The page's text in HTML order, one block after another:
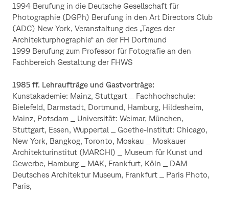
1994 Berufung in die Deutsche Gesellschaft für
Photographie (DGPh) Berufung in den Art Directors Club
(ADC) New York, Veranstaltung des „Tages der
Architekturphographie“ an der FH Dortmund
1999 Berufung zum Professor für Fotografie an den
Fachbereich Gestaltung der FHWS
1985 ff. Lehraufträge und Gastvorträge:
Kunstakademie: Mainz, Stuttgart _ Fachhochschule:
Bielefeld, Darmstadt, Dortmund, Hamburg, Hildesheim,
Mainz, Potsdam _ Universität: Weimar, München,
Stuttgart, Essen, Wuppertal _ Goethe-Institut: Chicago,
New York, Bangkog, Toronto, Moskau _ Moskauer
Architekturinstitut (MARCHI) _ Museum für Kunst und
Gewerbe, Hamburg _ MAK, Frankfurt, Köln _ DAM
Deutsches Architektur Museum, Frankfurt _ Paris Photo,
Paris,